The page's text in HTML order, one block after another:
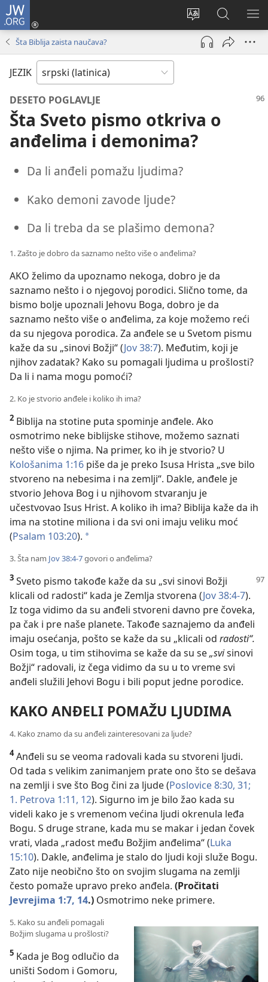
JW.ORG
Promeni
jezik
sajta
Prijava
(otvara
prozor)
Pretraga
sajta
JW.ORG
Šta Biblija zaista naučava?
JEZIK
DESETO POGLAVLJE
Šta Sveto pismo otkriva o
anđelima i demonima?
Da li anđeli pomažu ljudima?
Kako demoni zavode ljude?
Da li treba da se plašimo demona?
1. Zašto je dobro da saznamo nešto više o anđelima?
AKO želimo da upoznamo nekoga, dobro je da
saznamo nešto i o njegovoj porodici. Slično tome, da
bismo bolje upoznali Jehovu Boga, dobro je da
saznamo nešto više o anđelima, za koje možemo reći
da su njegova porodica. Za anđele se u Svetom pismu
kaže da su „sinovi Božji“ (Jov 38:7). Međutim, koji je
njihov zadatak? Kako su pomagali ljudima u prošlosti?
Da li i nama mogu pomoći?
2. Ko je stvorio anđele i koliko ih ima?
2 Biblija na stotine puta spominje anđele. Ako
osmotrimo neke biblijske stihove, možemo saznati
nešto više o njima. Na primer, ko ih je stvorio? U
Kološanima 1:16 piše da je preko Isusa Hrista „sve bilo
stvoreno na nebesima i na zemlji“. Dakle, anđele je
stvorio Jehova Bog i u njihovom stvaranju je
učestvovao Isus Hrist. A koliko ih ima? Biblija kaže da ih
ima na stotine miliona i da svi oni imaju veliku moć
(Psalam 103:20). a
3. Šta nam Jov 38:4-7govori o anđelima?
3 Sveto pismo takođe kaže da su „svi sinovi Božji
klicali od radosti“ kada je Zemlja stvorena (Jov 38:4-7).
Iz toga vidimo da su anđeli stvoreni davno pre čoveka,
pa čak i pre naše planete. Takođe saznajemo da anđeli
imaju osećanja, pošto se kaže da su „klicali od radosti“.
Osim toga, u tim stihovima se kaže da su se„svisinovi
Božji“ radovali, iz čega vidimo da su u to vreme svi
anđeli služili Jehovi Bogu i bili poput jedne porodice.
KAKO ANĐELI POMAŽU LJUDIMA
4. Kako znamo da su anđeli zainteresovani za ljude?
4Anđeli su se veoma radovali kada su stvoreni ljudi.
Od tada s velikim zanimanjem prate ono što se dešava
na zemlji i sve što Bog čini za ljude (Poslovice 8:30, 31;
1. Petrova 1:11, 12). Sigurno im je bilo žao kada su
videli kako je s vremenom većina ljudi okrenula leđa
Bogu. S druge strane, kada mu se makar i jedan čovek
vrati, vlada „radost među Božjim anđelima“ (Luka
15:10). Dakle, anđelima je stalo do ljudi koji služe Bogu.
Zato nije neobično što on svojim slugama na zemlji
često pomaže upravo preko anđela. (Pročitati
Jevrejima 1:7, 14.) Osmotrimo neke primere.
5. Kako su anđeli pomagali
Božjim slugama u prošlosti?
5 Kada je Bog odlučio da
uništi Sodom i Gomoru,